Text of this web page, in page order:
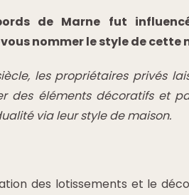
de Marne fut
nommer le style de cette
les propriétaires privés
des éléments décoratifs et
via leur style de maison.
des lotissements et le